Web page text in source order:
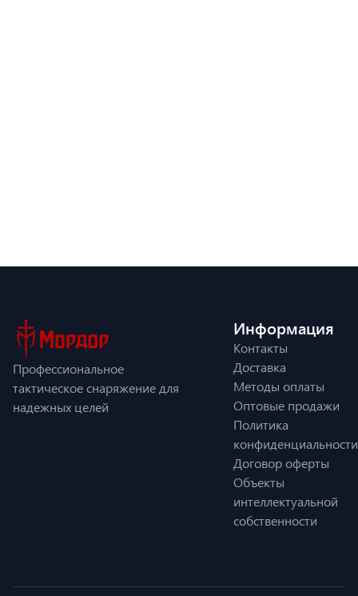
Профессиональное
тактическое снаряжение для
надежных целей
Информация
Контакты
Доставка
Методы оплаты
Оптовые продажи
Политика
конфиденциальности
Договор оферты
Объекты
интеллектуальной
собственности